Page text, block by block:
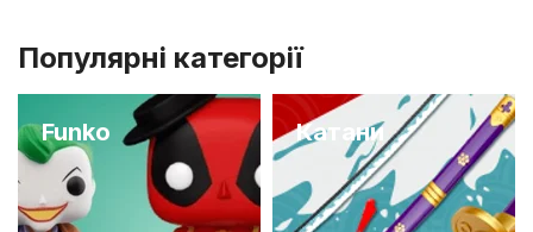
Популярні категорії
Funko Катани